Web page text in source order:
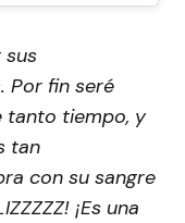
sus
Por fin seré
tanto tiempo, y
tan
con su sangre
¡Es una